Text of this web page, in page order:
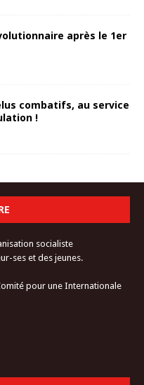
après le 1er
combatifs, au service
!
socialiste
ses et des jeunes.
pour une Internationale